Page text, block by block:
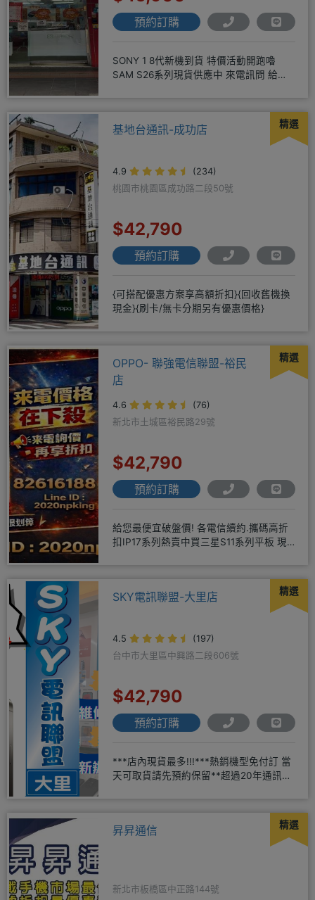
預約訂購
SONY 1 8代新機到貨 特價活動開跑嚕
SAM S26系列現貨供應中 來電訊問 給你
精選
基地台通訊-成功店
4.9
(234)
桃園市桃園區成功路二段50號
$42,790
預約訂購
{可搭配優惠方案享高額折扣}{回收舊機換
現金}{刷卡/無卡分期另有優惠價格}
精選
OPPO- 聯強電信聯盟-裕民
店
4.6
(76)
新北市土城區裕民路29號
$42,790
預約訂購
給您最便宜破盤價! 各電信續約.攜碼高折
扣IP17系列熱賣中買三星S11系列平板 現
精選
SKY電訊聯盟-大里店
4.5
(197)
台中市大里區中興路二段606號
$42,790
預約訂購
***店內現貨最多!!!***熱銷機型免付訂 當
天可取貨請先預約保留**超過20年通訊經
精選
昇昇通信
新北市板橋區中正路144號